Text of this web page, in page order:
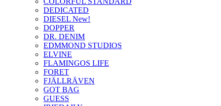
DEDICATED
DIESEL New!
DOPPER
DR. DENIM
EDMMOND STUDIOS
ELVINE
FLAMINGOS LIFE
FORET
FJÄLLRÄVEN
GOT BAG
GUESS